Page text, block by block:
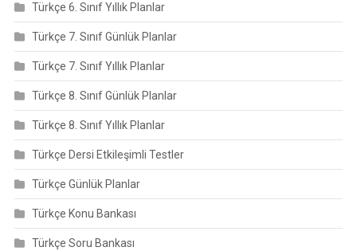
Türkçe 6. Sınıf Yıllık Planlar
Türkçe 7. Sınıf Günlük Planlar
Türkçe 7. Sınıf Yıllık Planlar
Türkçe 8. Sınıf Günlük Planlar
Türkçe 8. Sınıf Yıllık Planlar
Türkçe Dersi Etkileşimli Testler
Türkçe Günlük Planlar
Türkçe Konu Bankası
Türkçe Soru Bankası